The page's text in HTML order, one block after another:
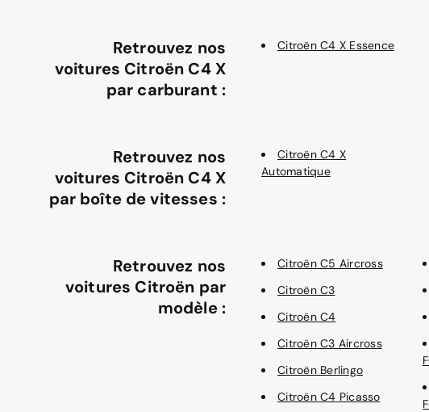
Retrouvez nos
voitures Citroën C4 X
par carburant :
Citroën C4 X Essence
Retrouvez nos
voitures Citroën C4 X
par boîte de vitesses :
Citroën C4 X
Automatique
Retrouvez nos
voitures Citroën par
modèle :
Citroën C5 Aircross
Citroën C3
Citroën C4
Citroën C3 Aircross
Citroën Berlingo
Citroën C4 Picasso